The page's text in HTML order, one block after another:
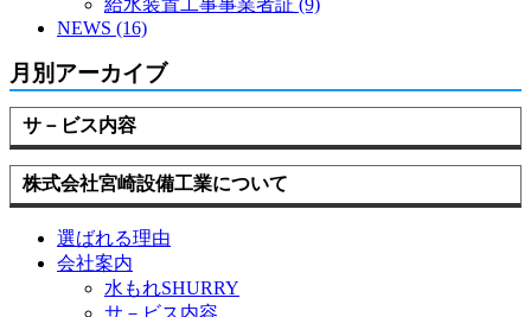
NEWS (16)
月別アーカイブ
サ－ビス内容
株式会社宮崎設備工業について
選ばれる理由
会社案内
水もれSHURRY